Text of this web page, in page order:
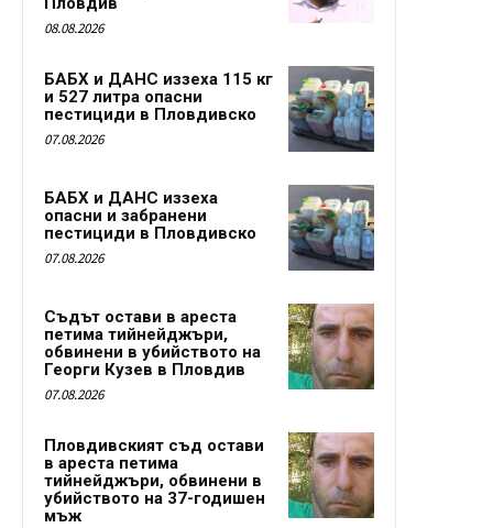
08.08.2026
БАБХ и ДАНС иззеха 115 кг
и 527 литра опасни
пестициди в Пловдивско
07.08.2026
БАБХ и ДАНС иззеха
опасни и забранени
пестициди в Пловдивско
07.08.2026
Съдът остави в ареста
петима тийнейджъри,
обвинени в убийството на
Георги Кузев в Пловдив
07.08.2026
Пловдивският съд остави
в ареста петима
тийнейджъри, обвинени в
убийството на 37-годишен
мъж